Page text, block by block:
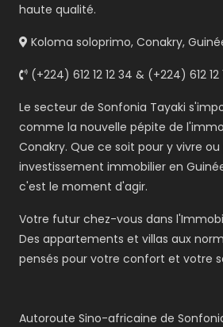
haute qualité.
Koloma soloprimo, Conakry,
(+224) 612 12 12 34 & (+224) 612 12
Le secteur de Sonfonia Tayaki
comme la nouvelle pépite de
Conakry. Que ce soit pour y vivre
investissement immobilier en
c'est le moment d'agir.
Votre futur chez-vous dans
Des appartements et villas aux
pensés pour votre confort et votre
Autoroute Sino-africaine de